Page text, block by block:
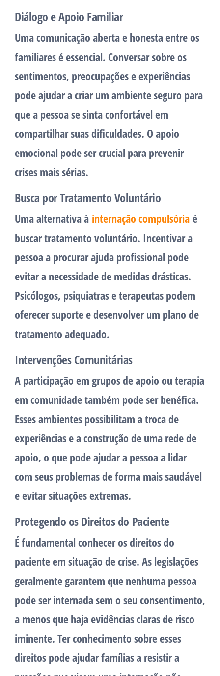
Diálogo e Apoio Familiar
Uma comunicação aberta e honesta entre os
familiares é essencial. Conversar sobre os
sentimentos, preocupações e experiências
pode ajudar a criar um ambiente seguro para
que a pessoa se sinta confortável em
compartilhar suas dificuldades. O apoio
emocional pode ser crucial para prevenir
crises mais sérias.
Busca por Tratamento Voluntário
Uma alternativa à internação compulsória é
buscar tratamento voluntário. Incentivar a
pessoa a procurar ajuda profissional pode
evitar a necessidade de medidas drásticas.
Psicólogos, psiquiatras e terapeutas podem
oferecer suporte e desenvolver um plano de
tratamento adequado.
Intervenções Comunitárias
A participação em grupos de apoio ou terapia
em comunidade também pode ser benéfica.
Esses ambientes possibilitam a troca de
experiências e a construção de uma rede de
apoio, o que pode ajudar a pessoa a lidar
com seus problemas de forma mais saudável
e evitar situações extremas.
Protegendo os Direitos do Paciente
É fundamental conhecer os direitos do
paciente em situação de crise. As legislações
geralmente garantem que nenhuma pessoa
pode ser internada sem o seu consentimento,
a menos que haja evidências claras de risco
iminente. Ter conhecimento sobre esses
direitos pode ajudar famílias a resistir a